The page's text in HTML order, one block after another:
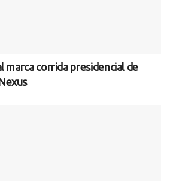
marca corrida presidencial de